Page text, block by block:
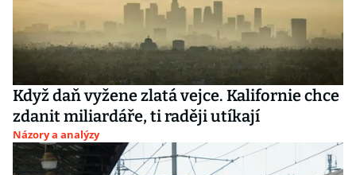
Když daň vyžene zlatá vejce. Kalifornie chce
zdanit miliardáře, ti raději utíkají
Názory a analýzy